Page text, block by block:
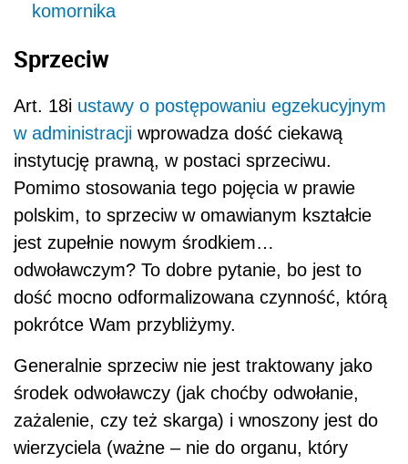
komornika
Sprzeciw
Art. 18i ustawy o postępowaniu egzekucyjnym
w administracji wprowadza dość ciekawą
instytucję prawną, w postaci sprzeciwu.
Pomimo stosowania tego pojęcia w prawie
polskim, to sprzeciw w omawianym kształcie
jest zupełnie nowym środkiem…
odwoławczym? To dobre pytanie, bo jest to
dość mocno odformalizowana czynność, którą
pokrótce Wam przybliżymy.
Generalnie sprzeciw nie jest traktowany jako
środek odwoławczy (jak choćby odwołanie,
zażalenie, czy też skarga) i wnoszony jest do
wierzyciela (ważne – nie do organu, który